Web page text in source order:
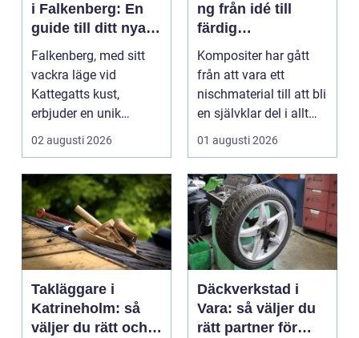
i Falkenberg: En
guide till ditt nya
hem
Falkenberg, med sitt
vackra läge vid
Kattegatts kust,
erbjuder en unik
livsupplevelse för ...
02 augusti 2026
ng från idé till
färdig
högpresterande
produkt
Kompositer har gått
från att vara ett
nischmaterial till att bli
en självklar del i allt
från vindkr...
01 augusti 2026
Takläggare i
Katrineholm: så
väljer du rätt och
Däckverkstad i
Vara: så väljer du
rätt partner för